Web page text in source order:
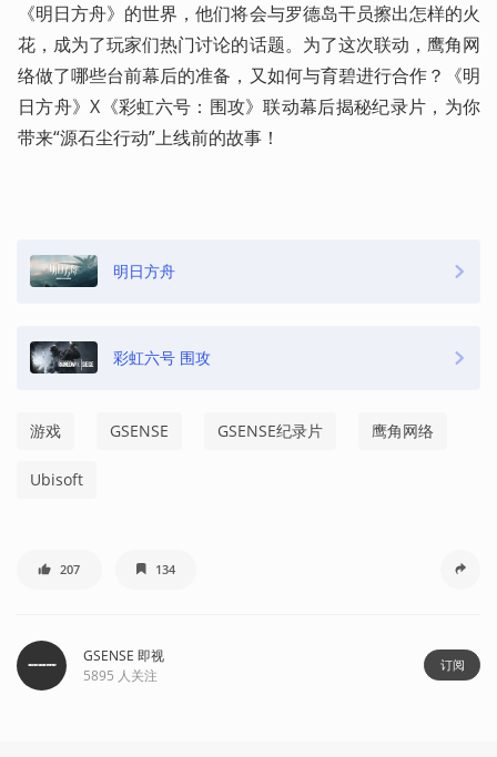
《明日方舟》的世界，他们将会与罗德岛干员擦出怎样的火
花，成为了玩家们热门讨论的话题。为了这次联动，鹰角网
络做了哪些台前幕后的准备，又如何与育碧进行合作？《明
日方舟》X《彩虹六号：围攻》联动幕后揭秘纪录片，为你
带来“源石尘行动”上线前的故事！
明日方舟
彩虹六号 围攻
游戏 GSENSE GSENSE纪录片 鹰角网络
Ubisoft
207 134
GSENSE 即视
5895 人关注
订阅